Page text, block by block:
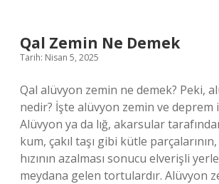
Qal Zemin Ne Demek
Tarih: Nisan 5, 2025
Qal alüvyon zemin ne demek? Peki,
nedir? İşte alüvyon zemin ve deprem
Alüvyon ya da lığ, akarsular
kum, çakıl taşı gibi kütle
hızının azalması sonucu elverişli
meydana gelen tortulardır. Alüvyon